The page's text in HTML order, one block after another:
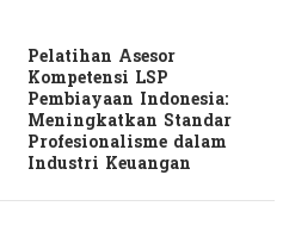
Pelatihan Asesor
Kompetensi LSP
Pembiayaan Indonesia:
Meningkatkan Standar
Profesionalisme dalam
Industri Keuangan